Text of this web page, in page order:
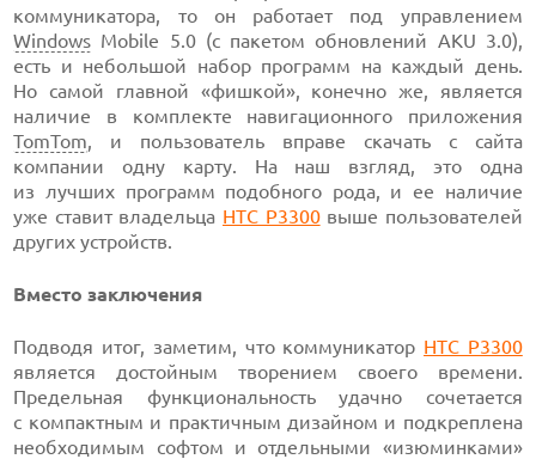
коммуникатора, то он работает под управлением
Windows Mobile 5.0 (с пакетом обновлений AKU 3.0),
есть и небольшой набор программ на каждый день.
Но самой главной «фишкой», конечно же, является
наличие в комплекте навигационного приложения
TomTom, и пользователь вправе скачать с сайта
компании одну карту. На наш взгляд, это одна
из лучших программ подобного рода, и ее наличие
уже ставит владельца HTC P3300выше пользователей
других устройств.
Вместо заключения
Подводя итог, заметим, что коммуникатор HTC P3300
является достойным творением своего времени.
Предельная функциональность удачно сочетается
с компактным и практичным дизайном и подкреплена
необходимым софтом и отдельными «изюминками»